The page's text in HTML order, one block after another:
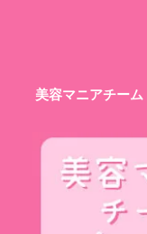
美容マニアチーム